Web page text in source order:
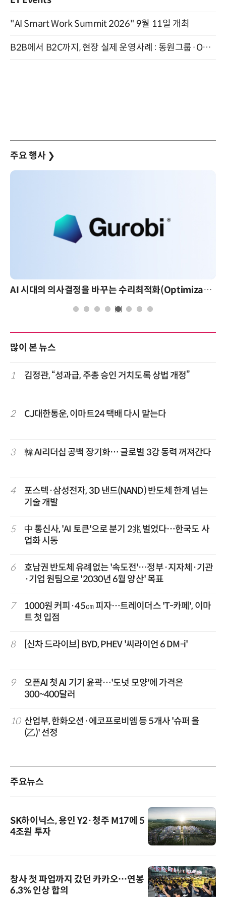
"AI Smart Work Summit 2026" 9월 11일 개최
B2B에서 B2C까지, 현장 실제 운영사례 : 동원그룹·OCI·다이닝브랜즈그룹·당근 (8/27)
주요 행사 ❯
AI 시대의 의사결정을 바꾸는 수리최적화(Optimization): 실제 산업 적용 사례와 활용 전략 AI 핀옵스 실전 세미나: 폭
많이 본 뉴스
1 김정관, “성과급, 주총 승인 거치도록 상법 개정”
2 CJ대한통운, 이마트24 택배 다시 맡는다
3 韓 AI리더십 공백 장기화… 글로벌 3강 동력 꺼져간다
4
포스텍·삼성전자, 3D 낸드(NAND) 반도체 한계 넘는
기술 개발
5
中 통신사, 'AI 토큰'으로 분기 2兆 벌었다…한국도 사
업화 시동
6
호남권 반도체 유례없는 '속도전'…정부·지자체·기관
·기업 원팀으로 '2030년 6월 양산' 목표
7
1000원 커피·45㎝ 피자…트레이더스 'T-카페', 이마
트 첫 입점
8 [신차 드라이브] BYD, PHEV '씨라이언 6 DM-i'
9
오픈AI 첫 AI 기기 윤곽…'도넛 모양'에 가격은
300~400달러
10 산업부, 한화오션·에코프로비엠 등 5개사 '슈퍼 을
(乙)' 선정
주요뉴스
SK하이닉스, 용인 Y2·청주 M17에 5
4조원 투자
창사 첫 파업까지 갔던 카카오…연봉
6.3% 인상 합의